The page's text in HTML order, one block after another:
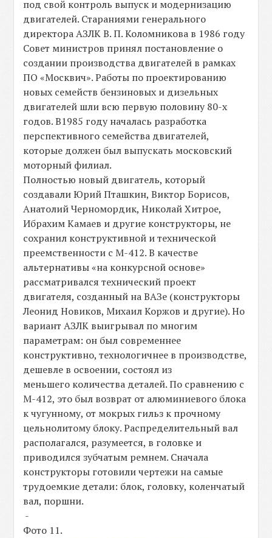
под свой контроль выпуск и модернизацию
двигателей. Стараниями генерального
директора АЗЛК В. П. Коломникова в 1986 году
Совет министров принял постановление о
создании производства двигателей в рамках
ПО «Москвич». Работы по проектированию
новых семейств бензиновых и дизельных
двигателей шли всю первую половину 80-х
годов. В1985 году началась разработка
перспективного семейства двигателей,
которые должен был выпускать московский
моторный филиал.
Полностью новый двигатель, который
создавали Юрий Пташкин, Виктор Борисов,
Анатолий Черномордик, Николай Хитрое,
Ибрахим Камаев и другие конструкторы, не
сохранил конструктивной и технической
преемственности с М-412. В качестве
альтернативы «на конкурсной основе»
рассматривался технический проект
двигателя, созданный на ВАЗе (конструкторы
Леонид Новиков, Михаил Коржов и другие). Но
вариант АЗЛК выигрывал по многим
параметрам: он был современнее
конструктивно, технологичнее в производстве,
дешевле в освоении, состоял из
меньшего количества деталей. По сравнению с
М-412, это был возврат от алюминиевого блока
к чугунному, от мокрых гильз к прочному
цельнолитому блоку. Распределительный вал
располагался, разумеется, в головке и
приводился зубчатым ремнем. Сначала
конструкторы готовили чертежи на самые
трудоемкие детали: блок, головку, коленчатый
вал, поршни.
-
Фото 11.